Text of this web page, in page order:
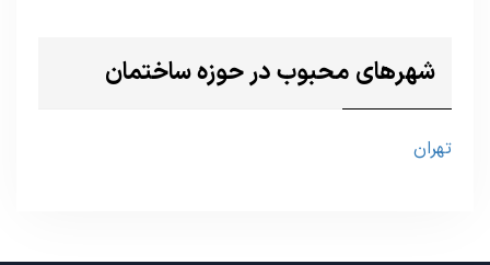
شهرهای محبوب در حوزه ساختمان
تهران